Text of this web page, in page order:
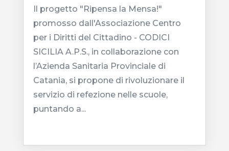
Il progetto "Ripensa la Mensa!"
promosso dall'Associazione Centro
per i Diritti del Cittadino - CODICI
SICILIA A.P.S., in collaborazione con
l’Azienda Sanitaria Provinciale di
Catania, si propone di rivoluzionare il
servizio di refezione nelle scuole,
puntando a...